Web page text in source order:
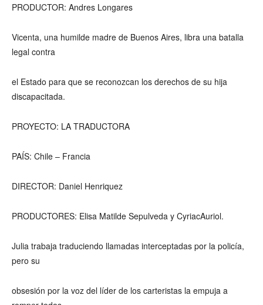
PRODUCTOR: Andres Longares
Vicenta, una humilde madre de Buenos Aires, libra una batalla
legal contra
el Estado para que se reconozcan los derechos de su hija
discapacitada.
PROYECTO: LA TRADUCTORA
PAÍS: Chile – Francia
DIRECTOR: Daniel Henriquez
PRODUCTORES: Elisa Matilde Sepulveda y CyriacAuriol.
Julia trabaja traduciendo llamadas interceptadas por la policía,
pero su
obsesión por la voz del líder de los carteristas la empuja a